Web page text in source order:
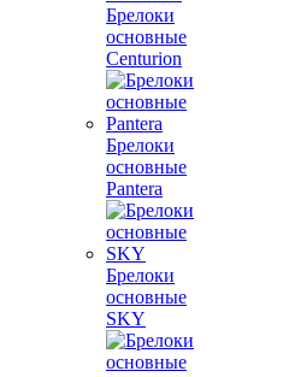
Брелоки
основные
Centurion
Брелоки
основные
Pantera
Брелоки
основные
SKY